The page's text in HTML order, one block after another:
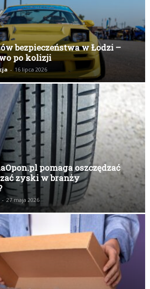
bezpieczeństwa w Łodzi –
po kolizji
- 16 lipca 2026
pomaga oszczędzać
zyski w branży
- 27 maja 2026